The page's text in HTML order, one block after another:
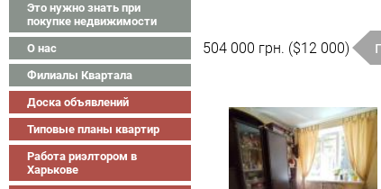
Это нужно знать при
покупке недвижимости
О нас
Филиалы Квартала
Доска объявлений
Типовые планы квартир
Работа риэлтором в
Харькове
504 000 грн. ($12 000)